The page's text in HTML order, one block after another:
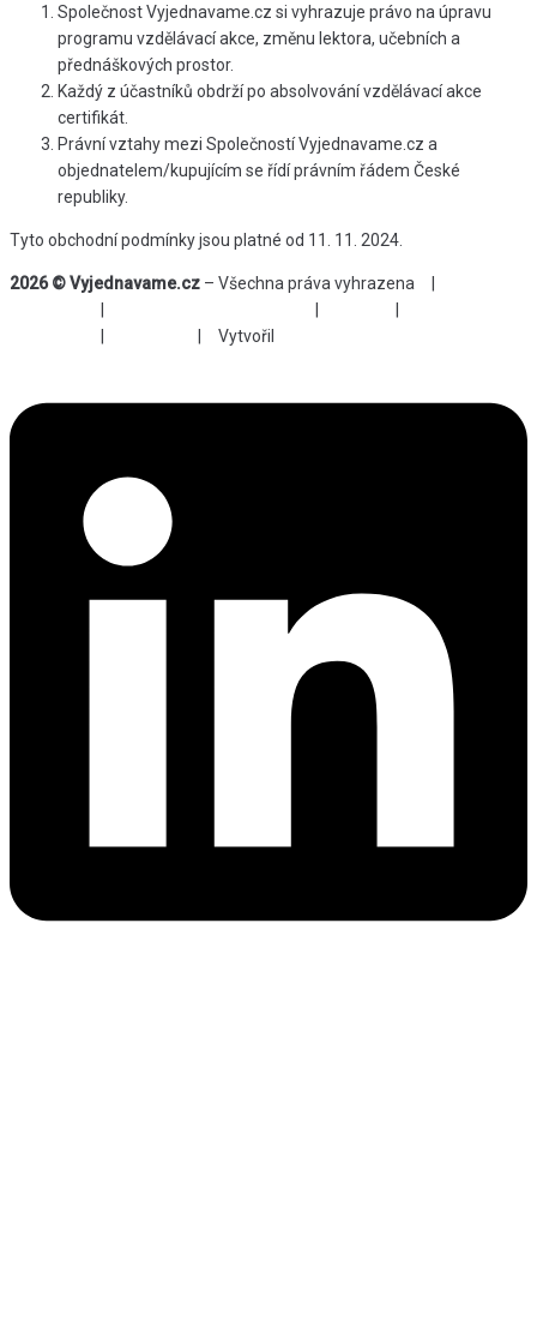
Společnost Vyjednavame.cz si vyhrazuje právo na úpravu
programu vzdělávací akce, změnu lektora, učebních a
přednáškových prostor.
Každý z účastníků obdrží po absolvování vzdělávací akce
certifikát.
Právní vztahy mezi Společností Vyjednavame.cz a
objednatelem/kupujícím se řídí právním řádem České
republiky.
Tyto obchodní podmínky jsou platné od 11. 11. 2024.
2026 © Vyjednavame.cz – Všechna práva vyhrazena |
| | |
| | Vytvořil